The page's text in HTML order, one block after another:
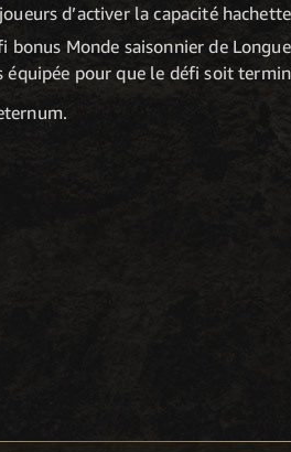
d’activer la capacité
bonus Monde saisonnier de
équipée pour que le défi soit